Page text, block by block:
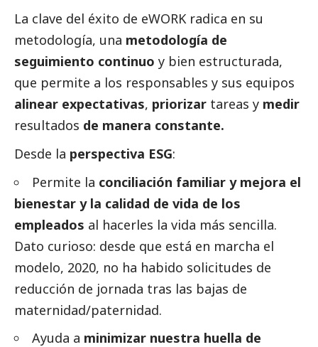
La clave del éxito de eWORK radica en su
metodología, una metodología de
seguimiento continuo y bien estructurada,
que permite a los responsables y sus equipos
alinear expectativas, priorizar tareas y medir
resultados de manera constante.
Desde la perspectiva ESG:
Permite la conciliación familiar y mejora el
bienestar y la calidad de vida de los
empleados al hacerles la vida más sencilla.
Dato curioso: desde que está en marcha el
modelo, 2020, no ha habido solicitudes de
reducción de jornada tras las bajas de
maternidad/paternidad.
Ayuda a minimizar nuestra huella de